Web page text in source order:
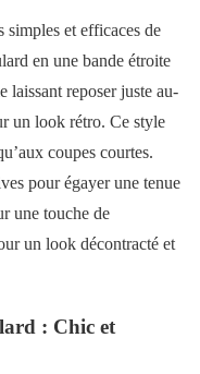
simples et efficaces de
en une bande étroite
laissant reposer juste au-
un look rétro. Ce style
coupes courtes.
pour égayer une tenue
une touche de
un look décontracté et
: Chic et